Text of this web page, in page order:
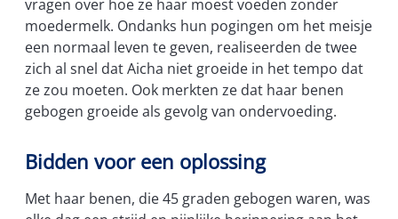
vragen over hoe ze haar moest voeden zonder
moedermelk. Ondanks hun pogingen om het meisje
een normaal leven te geven, realiseerden de twee
zich al snel dat Aicha niet groeide in het tempo dat
ze zou moeten. Ook merkten ze dat haar benen
gebogen groeide als gevolg van ondervoeding.
Bidden voor een oplossing
Met haar benen, die 45 graden gebogen waren, was